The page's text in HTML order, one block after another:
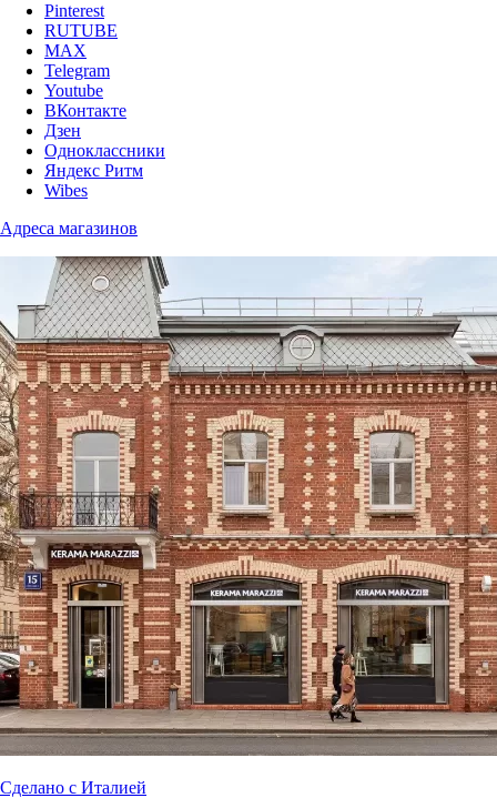
Pinterest
RUTUBE
MAX
Telegram
Youtube
ВКонтакте
Дзен
Одноклассники
Яндекс Ритм
Wibes
Адреса магазинов
Сделано с Италией